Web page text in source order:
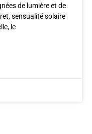
de lumière et de
sensualité solaire
le